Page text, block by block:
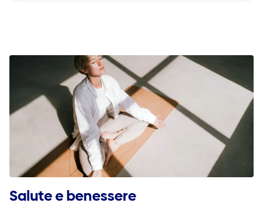
Salute e benessere